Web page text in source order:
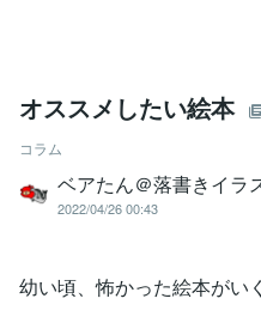
オススメしたい絵本
コラム
ベアたん＠落書きイラ
2022/04/26 00:43
幼い頃、怖かった絵本がい